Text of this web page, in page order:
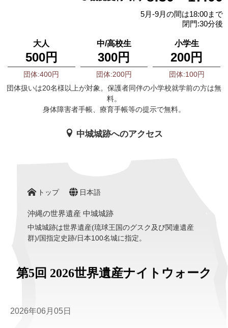
5月-9月の間は18:00まで
閉門:30分後
大人
500円
団体:400円
中/高校生
300円
団体:200円
小学生
200円
団体:100円
団体扱いは20名様以上が対象。保護者同伴の小学校就学前の方は無
料。
身体障害者手帳、療育手帳等の提示で無料。
中城城跡へのアクセス
トップ 日本語
沖縄の世界遺産 中城城跡
中城城跡は世界遺産(琉球王国のグスク及び関連遺産
群)/国指定史跡/日本100名城に指定。
第5回 2026世界遺産ナイトウォーク
2026年06月05日